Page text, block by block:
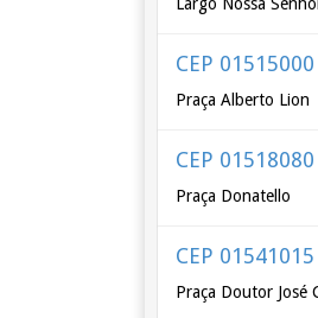
CEP 01515000
Praça Alberto Lion
CEP 01518080
Praça Donatello
CEP 01541015
Praça Doutor José